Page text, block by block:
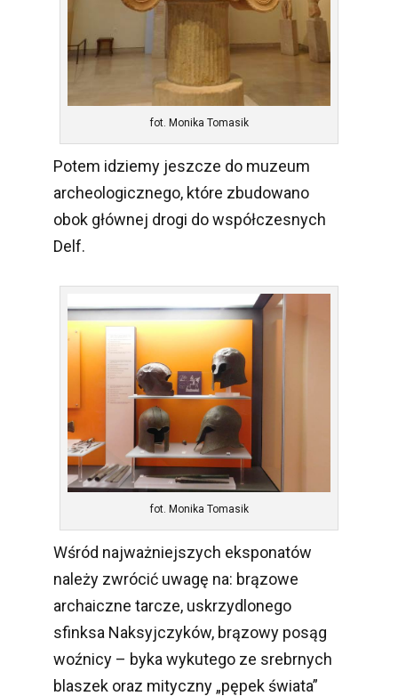
fot. Monika Tomasik
Potem idziemy jeszcze do muzeum
archeologicznego, które zbudowano
obok głównej drogi do współczesnych
Delf.
fot. Monika Tomasik
Wśród najważniejszych eksponatów
należy zwrócić uwagę na: brązowe
archaiczne tarcze, uskrzydlonego
sfinksa Naksyjczyków, brązowy posąg
woźnicy – byka wykutego ze srebrnych
blaszek oraz mityczny „pępek świata”